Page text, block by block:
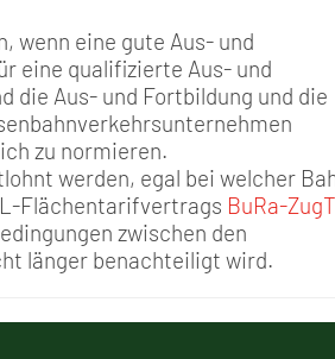
wenn eine gute Aus- und
eine qualifizierte Aus- und
die Aus- und Fortbildung und die
zu normieren.
werden, egal bei welcher
Flächentarifvertrags BuRa-
zwischen den
länger benachteiligt wird.